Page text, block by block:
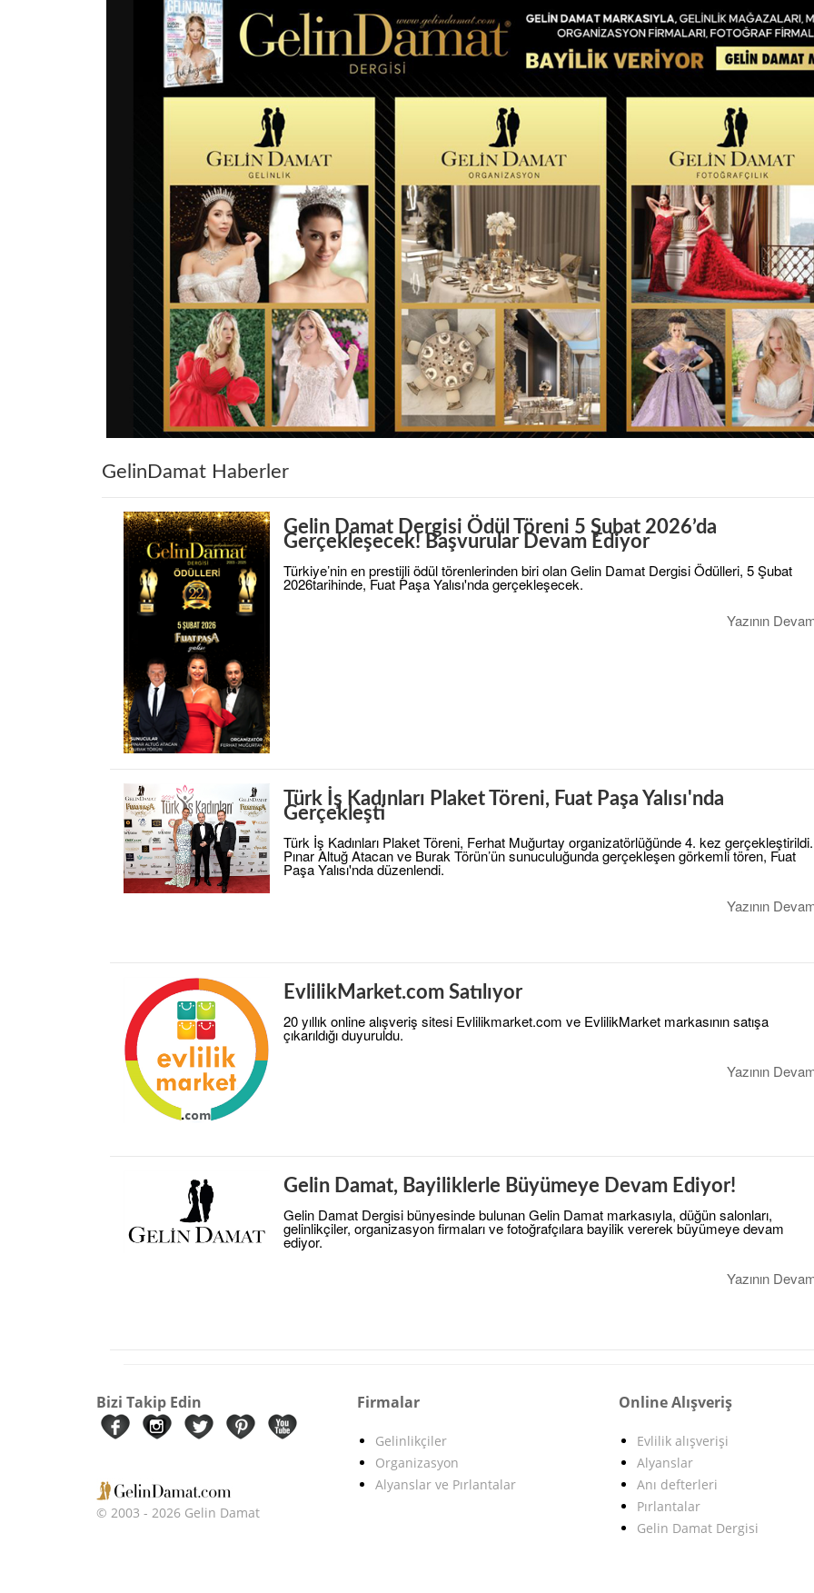
GelinDamat Haberler
Gelin Damat Dergisi Ödül Töreni 5 Şubat 2026’da
Gerçekleşecek! Başvurular Devam Ediyor
Türkiye’nin en prestijli ödül törenlerinden biri olan Gelin Damat Dergisi Ödülleri, 5 Şubat
2026tarihinde, Fuat Paşa Yalısı'nda gerçekleşecek.
Yazının
Türk İş Kadınları Plaket Töreni, Fuat Paşa Yalısı'nda
Gerçekleşti
Türk İş Kadınları Plaket Töreni, Ferhat Muğurtay organizatörlüğünde 4. kez gerçekleştirildi.
Pınar Altuğ Atacan ve Burak Törün’ün sunuculuğunda gerçekleşen görkemli tören, Fuat
Paşa Yalısı'nda düzenlendi.
Yazının
EvlilikMarket.com Satılıyor
20 yıllık online alışveriş sitesi Evlilikmarket.com ve EvlilikMarket markasının satışa
çıkarıldığı duyuruldu.
Yazının
Gelin Damat, Bayiliklerle Büyümeye Devam Ediyor!
Gelin Damat Dergisi bünyesinde bulunan Gelin Damat markasıyla, düğün salonları,
gelinlikçiler, organizasyon firmaları ve fotoğrafçılara bayilik vererek büyümeye devam
ediyor.
Yazının
Bizi Takip Edin
© 2003 - 2026 Gelin Damat
Firmalar
Gelinlikçiler
Organizasyon
Alyanslar ve Pırlantalar
Online Alışveriş
Evlilik alışverişi
Alyanslar
Anı defterleri
Pırlantalar
Gelin Damat Dergisi